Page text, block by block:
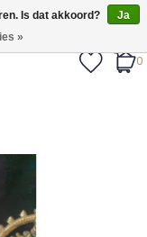
€55.
0
Is dat akkoord?
Ja
»